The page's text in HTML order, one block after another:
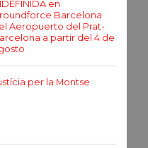
en
Barcelona
Aeropuerto del Prat-
a partir del 4 de
per la Montse